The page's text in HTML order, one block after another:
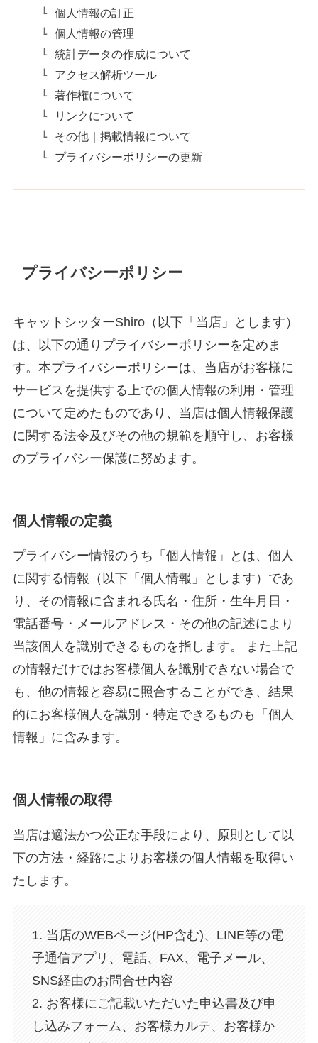
個人情報の訂正
個人情報の管理
統計データの作成について
アクセス解析ツール
著作権について
リンクについて
その他｜掲載情報について
プライバシーポリシーの更新
プライバシーポリシー
キャットシッターShiro（以下「当店」とします）
は、以下の通りプライバシーポリシーを定めま
す。本プライバシーポリシーは、当店がお客様に
サービスを提供する上での個人情報の利用・管理
について定めたものであり、当店は個人情報保護
に関する法令及びその他の規範を順守し、お客様
のプライバシー保護に努めます。
個人情報の定義
プライバシー情報のうち「個人情報」とは、個人
に関する情報（以下「個人情報」とします）であ
り、その情報に含まれる氏名・住所・生年月日・
電話番号・メールアドレス・その他の記述により
当該個人を識別できるものを指します。 また上記
の情報だけではお客様個人を識別できない場合で
も、他の情報と容易に照合することができ、結果
的にお客様個人を識別・特定できるものも「個人
情報」に含みます。
個人情報の取得
当店は適法かつ公正な手段により、原則として以
下の方法・経路によりお客様の個人情報を取得い
たします。
1. 当店のWEBページ(HP含む)、LINE等の電
子通信アプリ、電話、FAX、電子メール、
SNS経由のお問合せ内容
2. お客様にご記載いただいた申込書及び申
し込みフォーム、お客様カルテ、お客様か